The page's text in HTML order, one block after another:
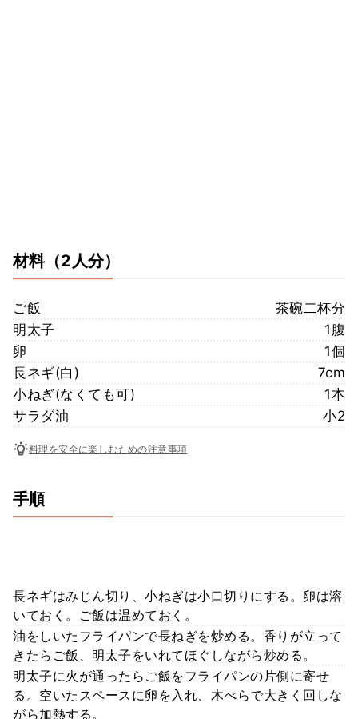
材料（2人分）
ご飯
茶碗二杯分
明太子
1腹
卵
1個
長ネギ(白)
7cm
小ねぎ(なくても可)
1本
サラダ油
小2
料理を安全に楽しむための注意事項
手順
長ネギはみじん切り、小ねぎは小口切りにする。卵は溶
いておく。ご飯は温めておく。
油をしいたフライパンで長ねぎを炒める。香りが立って
きたらご飯、明太子をいれてほぐしながら炒める。
明太子に火が通ったらご飯をフライパンの片側に寄せ
る。空いたスペースに卵を入れ、木べらで大きく回しな
がら加熱する。